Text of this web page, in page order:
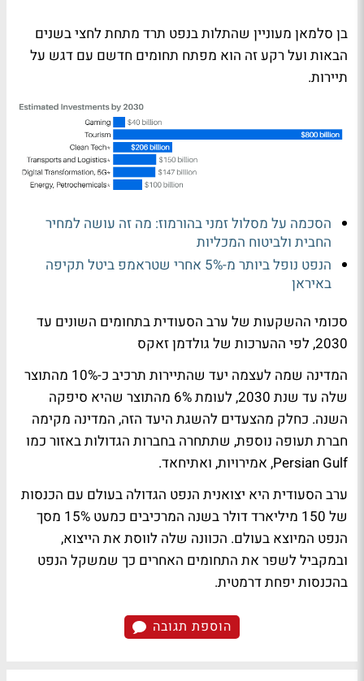
בן סלמאן מעוניין שהתלות בנפט תרד מתחת לחצי בשנים
הבאות ועל רקע זה הוא מפתח תחומים חדשם עם דגש על
תיירות.
הסכמה על מסלול זמני בהורמוז: מה זה עושה למחיר
החבית ולביטוח המכליות
הנפט נופל ביותר מ-5% אחרי שטראמפ ביטל תקיפה
באיראן
סכומי ההשקעות של ערב הסעודית בתחומים השונים עד
2030, לפי ההערכות של גולדמן זאקס
המדינה שמה לעצמה יעד שהתיירות תרכיב כ-10% מהתוצר
שלה עד שנת 2030, לעומת 6% מהתוצר שהיא סיפקה
השנה. כחלק מהצעדים להשגת היעד הזה, המדינה מקימה
חברת תעופה נוספת, שתתחרה בחברות הגדולות באזור כמו
Persian Gulf, אמירויות, ואתיחאד.
ערב הסעודית היא יצואנית הנפט הגדולה בעולם עם הכנסות
של 150 מיליארד דולר בשנה המרכיבים כמעט 15% מסך
הנפט המיוצא בעולם. הכוונה שלה לווסת את הייצוא,
ובמקביל לשפר את התחומים האחרים כך שמשקל הנפט
בהכנסות יפחת דרמטית.
הוספת תגובה